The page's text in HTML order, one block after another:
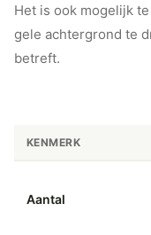
Het is ook mogelijk
gele achtergrond te
betreft.
KENMERK
Aantal